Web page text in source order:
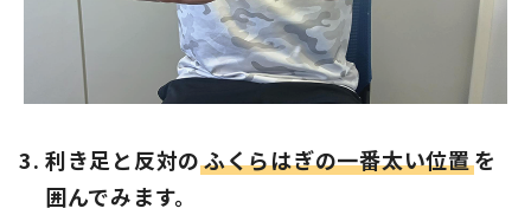
利き足と反対のふくらはぎの一番太い位置を
囲んでみます。